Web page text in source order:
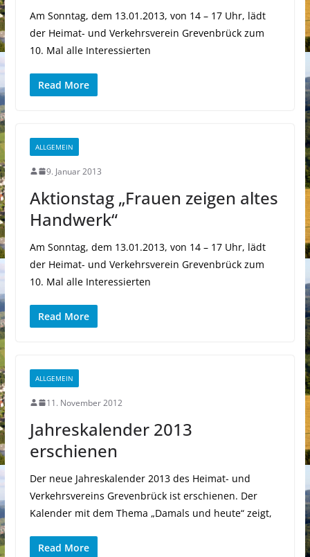
Am Sonntag, dem 13.01.2013, von 14 – 17 Uhr, lädt
der Heimat- und Verkehrsverein Grevenbrück zum
10. Mal alle Interessierten
Read More
ALLGEMEIN
9. Januar 2013
Aktionstag „Frauen zeigen altes
Handwerk“
Am Sonntag, dem 13.01.2013, von 14 – 17 Uhr, lädt
der Heimat- und Verkehrsverein Grevenbrück zum
10. Mal alle Interessierten
Read More
ALLGEMEIN
11. November 2012
Jahreskalender 2013
erschienen
Der neue Jahreskalender 2013 des Heimat- und
Verkehrsvereins Grevenbrück ist erschienen. Der
Kalender mit dem Thema „Damals und heute“ zeigt,
Read More